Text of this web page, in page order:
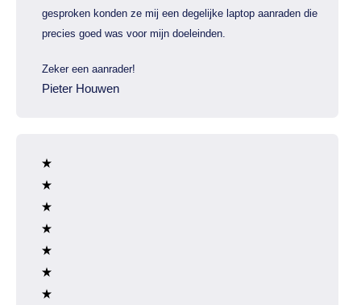
gesproken konden ze mij een degelijke laptop aanraden die
precies goed was voor mijn doeleinden.
Zeker een aanrader!
Pieter Houwen